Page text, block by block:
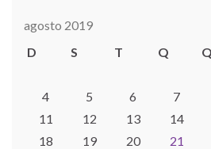
agosto 2019
D
S T Q Q
4
5 6 7
11
12 13 14
18
19 20 21